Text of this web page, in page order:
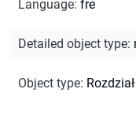
Language: fre
Detailed object type:
Object type: Rozdział